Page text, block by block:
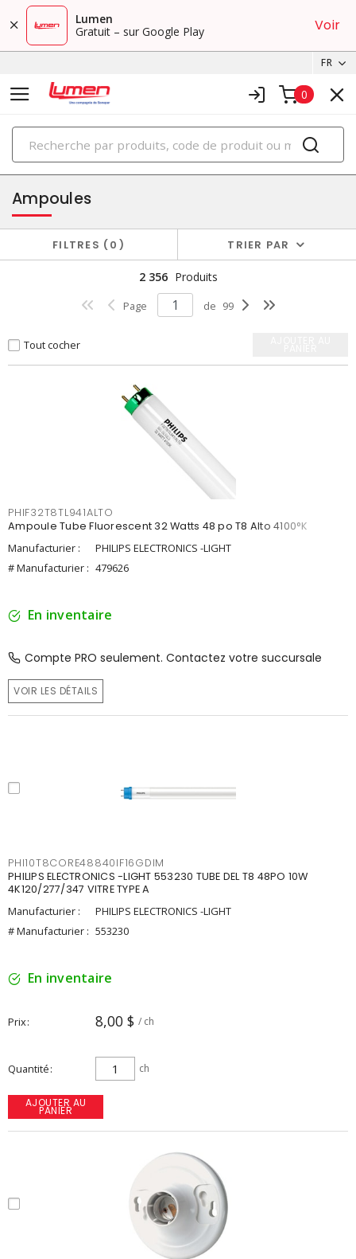
Lumen
Gratuit – sur Google Play
Voir
FR
0
PRODUITS
éclairage
Ampoules
FILTRES 0 TRIER PAR
2 356 Produits
Page de 99
Tout cocher
PHIF32T8TL941ALTO
Ampoule Tube Fluorescent 32 Watts 48 po T8 Alto 4100°K
Manufacturier :
PHILIPS ELECTRONICS -LIGHT
# Manufacturier : 479626
En inventaire
Compte PRO seulement. Contactez votre succursale
VOIR LES DÉTAILS
PHI10T8CORE48840IF16GDIM
PHILIPS ELECTRONICS -LIGHT 553230 TUBE DEL T8 48PO 10W
4K120/277/347 VITRE TYPE A
Manufacturier :
PHILIPS ELECTRONICS -LIGHT
# Manufacturier : 553230
En inventaire
Prix 8,00 $ / ch
Quantité ch
AJOUTER AU
PANIER